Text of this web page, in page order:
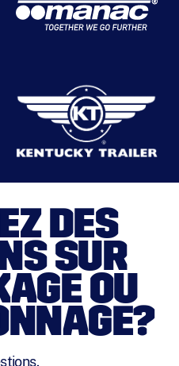
DES
SUR
OU